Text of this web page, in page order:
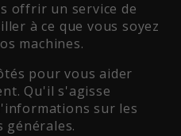
offrir un service de
à ce que vous soyez
machines.
pour vous aider
Qu'il s'agisse
sur les
générales.